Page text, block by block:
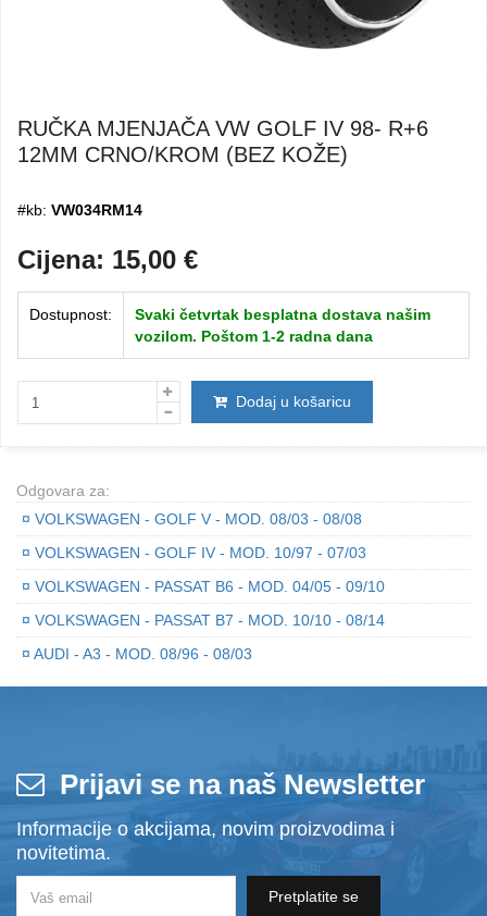
RUČKA MJENJAČA VW GOLF IV 98- R+6
12MM CRNO/KROM (BEZ KOŽE)
#kb: VW034RM14
Cijena: 15,00 €
Dostupnost:
Svaki četvrtak besplatna dostava našim
vozilom. Poštom 1-2 radna dana
Dodaj u košaricu
Odgovara za:
¤ VOLKSWAGEN - GOLF V - MOD. 08/03 - 08/08
¤ VOLKSWAGEN - GOLF IV - MOD. 10/97 - 07/03
¤ VOLKSWAGEN - PASSAT B6 - MOD. 04/05 - 09/10
¤ VOLKSWAGEN - PASSAT B7 - MOD. 10/10 - 08/14
¤ AUDI - A3 - MOD. 08/96 - 08/03
Prijavi se na naš Newsletter
Informacije o akcijama, novim proizvodima i
novitetima.
Pretplatite se